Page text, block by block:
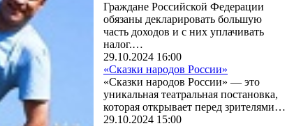
Граждане Российской Федерации
обязаны декларировать большую
часть доходов и с них уплачивать
налог.…
29.10.2024 16:00
«Сказки народов России»
«Сказки народов России» — это
уникальная театральная постановка,
которая открывает перед зрителями…
29.10.2024 15:00